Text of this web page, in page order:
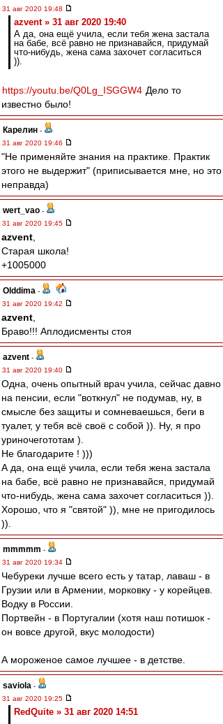
31 авг 2020 19:48
azvent » 31 авг 2020 19:40
А да, она ещё учила, если тебя жена застала
на бабе, всё равно не признавайся, придумай
что-нибудь, жена сама захочет согласиться
)).
https://youtu.be/Q0Lg_ISGGW4 Дело то
известно было!
Карелин -
31 авг 2020 19:46
"Не применяйте знания на практике. Практик
этого не выдержит" (приписывается мне, но это
неправда)
wert_vao -
31 авг 2020 19:45
azvent
Старая школа!
+1005000
Olddima -
31 авг 2020 19:42
azvent
Браво!!! Аплодисменты стоя
azvent -
31 авг 2020 19:40
Одна, очень опытный врач учила, сейчас давно
на пенсии, если "воткнул" не подумав, ну, в
смысле без защиты и сомневаешься, беги в
туалет, у тебя всё своё с собой )). Ну, я про
уриночегототам ).
Не благодарите ! )))
А да, она ещё учила, если тебя жена застала
на бабе, всё равно не признавайся, придумай
что-нибудь, жена сама захочет согласиться )).
Хорошо, что я "святой" )), мне не пригодилось
)).
mmmmm -
31 авг 2020 19:34
Чебуреки лучше всего есть у татар, лаваш - в
Грузии или в Армении, морковку - у корейцев.
Водку в России.
Портвейн - в Португалии (хотя наш потишок -
он вовсе другой, вкус молодости)
А мороженое самое лучшее - в детстве.
saviola -
31 авг 2020 19:25
RedQuite » 31 авг 2020 14:51